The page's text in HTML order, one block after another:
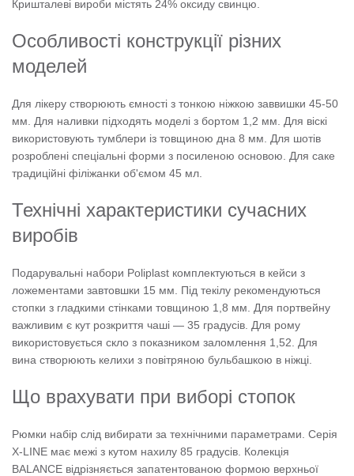
Кришталеві вироби містять 24% оксиду свинцю.
Особливості конструкції різних
моделей
Для лікеру створюють ємності з тонкою ніжкою заввишки 45-50
мм. Для наливки підходять моделі з бортом 1,2 мм. Для віскі
використовують тумблери із товщиною дна 8 мм. Для шотів
розроблені спеціальні форми з посиленою основою. Для саке
традиційні філіжанки об'ємом 45 мл.
Технічні характеристики сучасних
виробів
Подарувальні набори Poliplast комплектуються в кейси з
ложементами завтовшки 15 мм. Під текілу рекомендуються
стопки з гладкими стінками товщиною 1,8 мм. Для портвейну
важливим є кут розкриття чаші — 35 градусів. Для рому
використовується скло з показником заломлення 1,52. Для
вина створюють келихи з повітряною бульбашкою в ніжці.
Що врахувати при виборі стопок
Рюмки набір слід вибирати за технічними параметрами. Серія
X-LINE має межі з кутом нахилу 85 градусів. Колекція
BALANCE відрізняється запатентованою формою верхньої